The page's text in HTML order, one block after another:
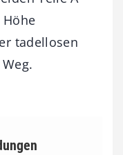
tadellosen